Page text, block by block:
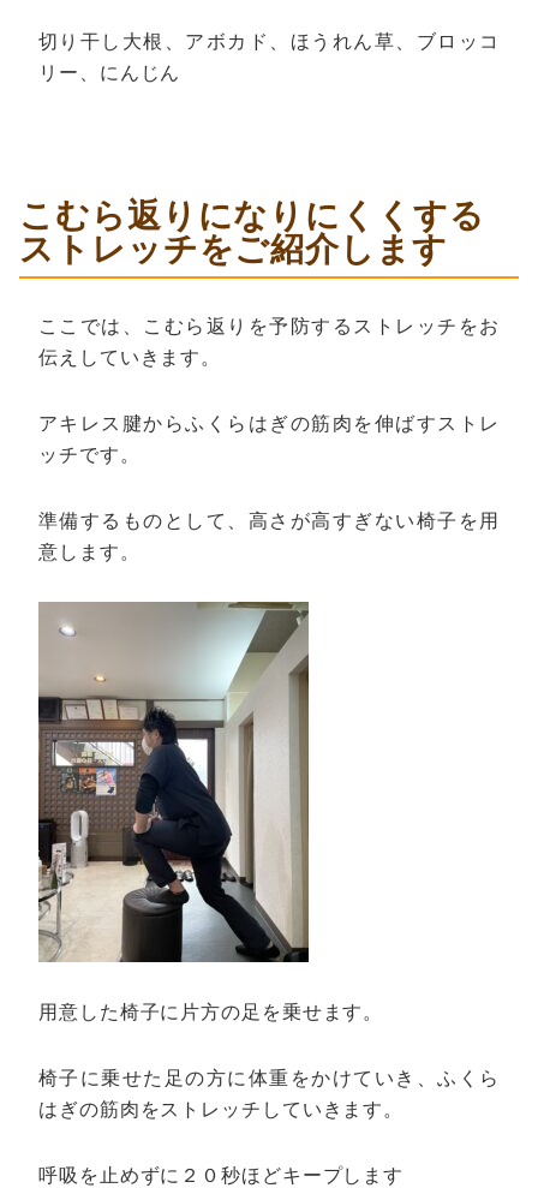
切り干し大根、アボカド、ほうれん草、ブロッコ
リー、にんじん
こむら返りになりにくくする
ストレッチをご紹介します
ここでは、こむら返りを予防するストレッチをお
伝えしていきます。
アキレス腱からふくらはぎの筋肉を伸ばすストレ
ッチです。
準備するものとして、高さが高すぎない椅子を用
意します。
用意した椅子に片方の足を乗せます。
椅子に乗せた足の方に体重をかけていき、ふくら
はぎの筋肉をストレッチしていきます。
呼吸を止めずに２０秒ほどキープします